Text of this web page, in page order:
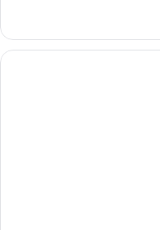
gunung,
area
taman
Penthouse
Deluks,
1